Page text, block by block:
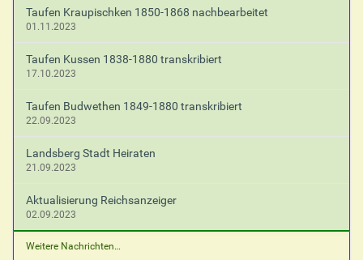
Taufen Kraupischken 1850-1868 nachbearbeitet
01.11.2023
Taufen Kussen 1838-1880 transkribiert
17.10.2023
Taufen Budwethen 1849-1880 transkribiert
22.09.2023
Landsberg Stadt Heiraten
21.09.2023
Aktualisierung Reichsanzeiger
02.09.2023
Weitere Nachrichten…